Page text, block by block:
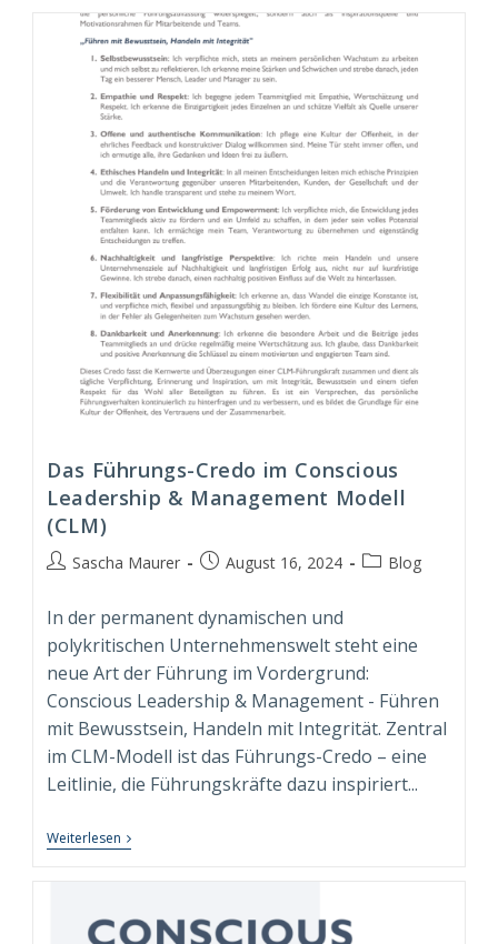
Wie
Chrono-
Working
Die
Arbeitswelt
Revolutioniert
Das Führungs-Credo im Conscious
Leadership & Management Modell
(CLM)
Beitrags-
Sascha Maurer
BeitragAugust 16, 2024
Beitrags-
Blog
In der permanent dynamischen und
polykritischen Unternehmenswelt steht eine
neue Art der Führung im Vordergrund:
Conscious Leadership & Management - Führen
mit Bewusstsein, Handeln mit Integrität. Zentral
im CLM-Modell ist das Führungs-Credo – eine
Leitlinie, die Führungskräfte dazu inspiriert...
Weiterlesen Das
Führungs-
Leadership